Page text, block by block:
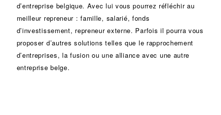
d’entreprise belgique. Avec lui vous pourrez réfléchir au
meilleur repreneur :famille, salarié, fonds
d’investissement, repreneur externe. Parfois il pourra vous
proposer d’autres solutions telles que le rapprochement
d’entreprises, lafusion ou unealliance avec une autre
entreprise belge.